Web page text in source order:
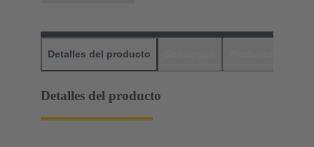
Detalles del producto
Detalles del producto